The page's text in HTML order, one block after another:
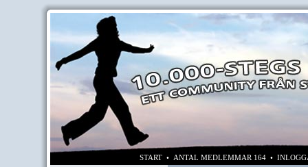
START • ANTAL MEDLEMMAR 164 •